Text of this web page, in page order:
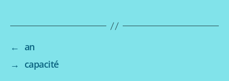
← an
→ capacité